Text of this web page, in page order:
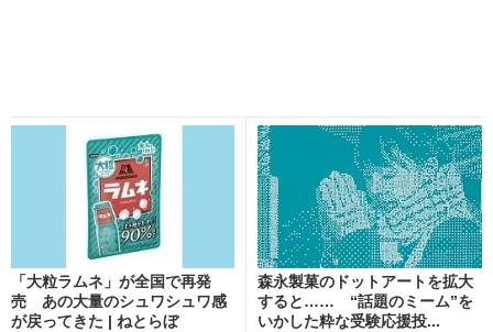
「大粒ラムネ」が全国で再発
売 あの大量のシュワシュワ感
が戻ってきた | ねとらぼ
森永製菓のドットアートを拡大
すると…… “話題のミーム”を
いかした粋な受験応援投...